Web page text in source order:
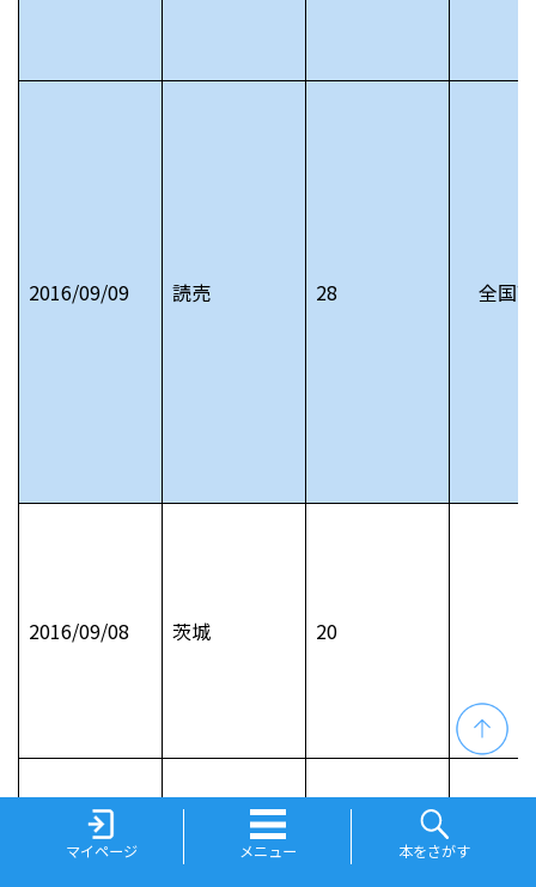
マイページ メニュー 本をさがす
2016/09/09 読売 28 全国
2016/09/08 茨城 20